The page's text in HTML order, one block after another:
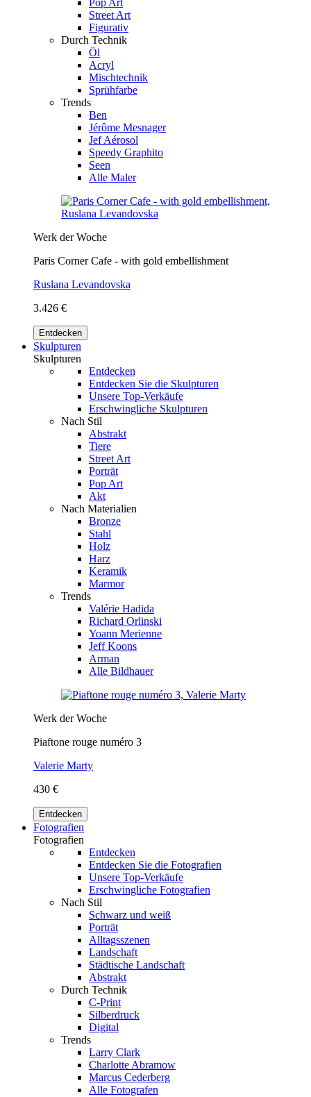
Street Art
Figurativ
Durch Technik
Öl
Acryl
Mischtechnik
Sprühfarbe
Trends
Ben
Jérôme Mesnager
Jef Aérosol
Speedy Graphito
Seen
Alle Maler
Werk der Woche
Paris Corner Cafe - with gold embellishment
Ruslana Levandovska
3.426 €
Entdecken
Skulpturen
Skulpturen
Entdecken
Entdecken Sie die Skulpturen
Unsere Top-Verkäufe
Erschwingliche Skulpturen
Nach Stil
Abstrakt
Tiere
Street Art
Porträt
Pop Art
Akt
Nach Materialien
Bronze
Stahl
Holz
Harz
Keramik
Marmor
Trends
Valérie Hadida
Richard Orlinski
Yoann Merienne
Jeff Koons
Arman
Alle Bildhauer
Werk der Woche
Piaftone rouge numéro 3
Valerie Marty
430 €
Entdecken
Fotografien
Fotografien
Entdecken
Entdecken Sie die Fotografien
Unsere Top-Verkäufe
Erschwingliche Fotografien
Nach Stil
Schwarz und weiß
Porträt
Alltagsszenen
Landschaft
Städtische Landschaft
Abstrakt
Durch Technik
C-Print
Silberdruck
Digital
Trends
Larry Clark
Charlotte Abramow
Marcus Cederberg
Alle Fotografen